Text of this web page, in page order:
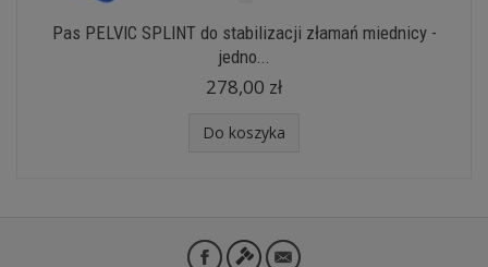
Pas PELVIC SPLINT do stabilizacji złamań miednicy -
jedno...
278,00 zł
Do koszyka